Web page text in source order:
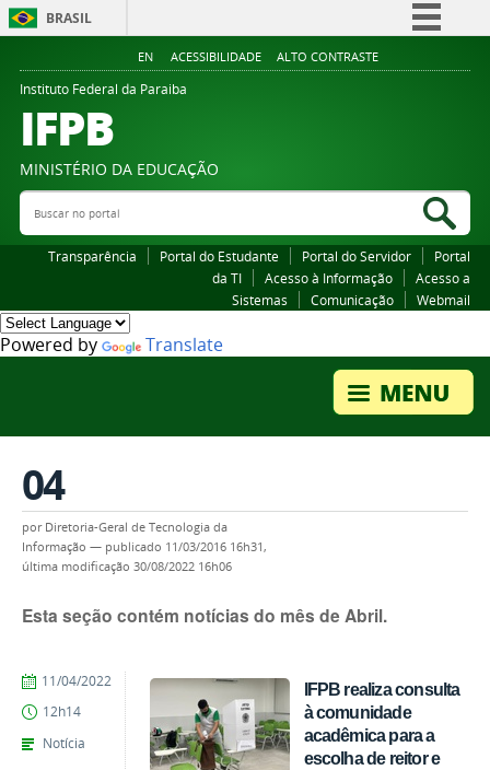
BRASIL
Simplifique!
Legislação
EN ACESSIBILIDADE ALTO CONTRASTE
Instituto Federal da Paraiba
IFPB
MINISTÉRIO DA EDUCAÇÃO
Buscar no portal
Transparência Portal do Estudante Portal do Servidor
Portal
da TI
Acesso à Informação
Acesso a
Sistemas
Comunicação Webmail
Powered by Translate
04
por Diretoria-Geral de Tecnologia da
Informação — publicado 11/03/2016 16h31,
última modificação 30/08/2022 16h06
Esta seção contém notícias do mês de Abril.
IFPB realiza consulta
à comunidade
acadêmica para a
escolha de reitor e
by
Published
11/04/2022
12h14
Notícia